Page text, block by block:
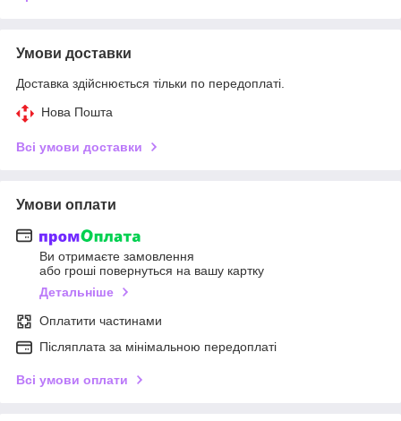
Умови доставки
Доставка здійснюється тільки по передоплаті.
Нова Пошта
Всі умови доставки
Умови оплати
Ви отримаєте замовлення
або гроші повернуться на вашу картку
Детальніше
Оплатити частинами
Післяплата за мінімальною передоплаті
Всі умови оплати